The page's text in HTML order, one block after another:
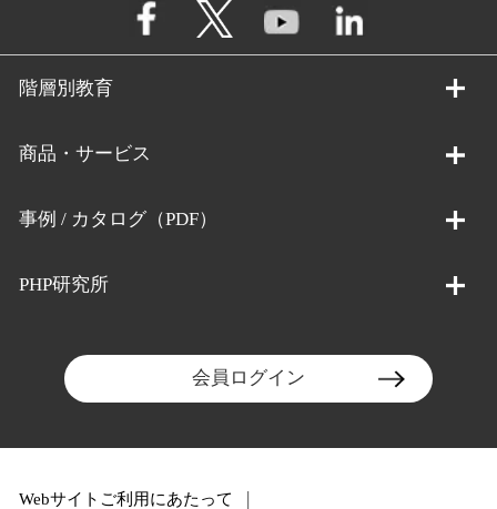
階層別教育
商品・サービス
事例 / カタログ（PDF）
PHP研究所
会員ログイン
Webサイトご利用にあたって